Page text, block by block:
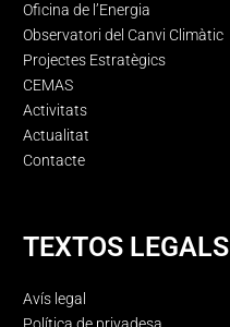
Oficina de l’Energia
Observatori del Canvi Climàtic
Projectes Estratègics
CEMAS
Activitats
Actualitat
Contacte
TEXTOS LEGALS
Avís legal